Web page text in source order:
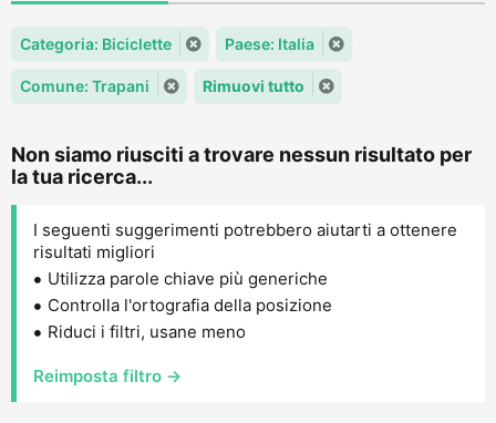
Categoria: Biciclette Paese: Italia
Comune: Trapani Rimuovi tutto
Non siamo riusciti a trovare nessun risultato per
la tua ricerca...
I seguenti suggerimenti potrebbero aiutarti a ottenere
risultati migliori
Utilizza parole chiave più generiche
Controlla l'ortografia della posizione
Riduci i filtri, usane meno
Reimposta filtro →